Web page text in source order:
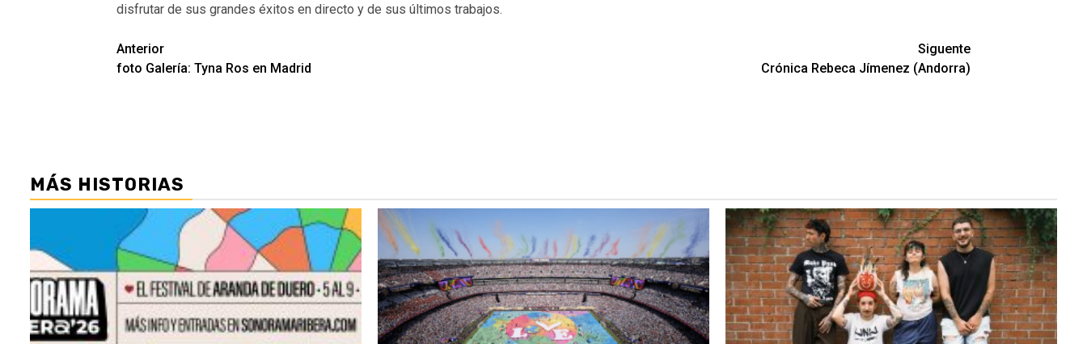
disfrutar de sus grandes éxitos en directo y de sus últimos trabajos.
Navegación
de
Anterior
foto Galería: Tyna Ros en Madrid
Siguente
Crónica Rebeca Jímenez (Andorra)
MÁS HISTORIAS